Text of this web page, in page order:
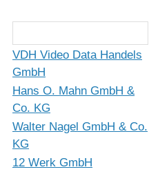
VDH Video Data Handels
GmbH
Hans O. Mahn GmbH &
Co. KG
Walter Nagel GmbH & Co.
KG
12 Werk GmbH